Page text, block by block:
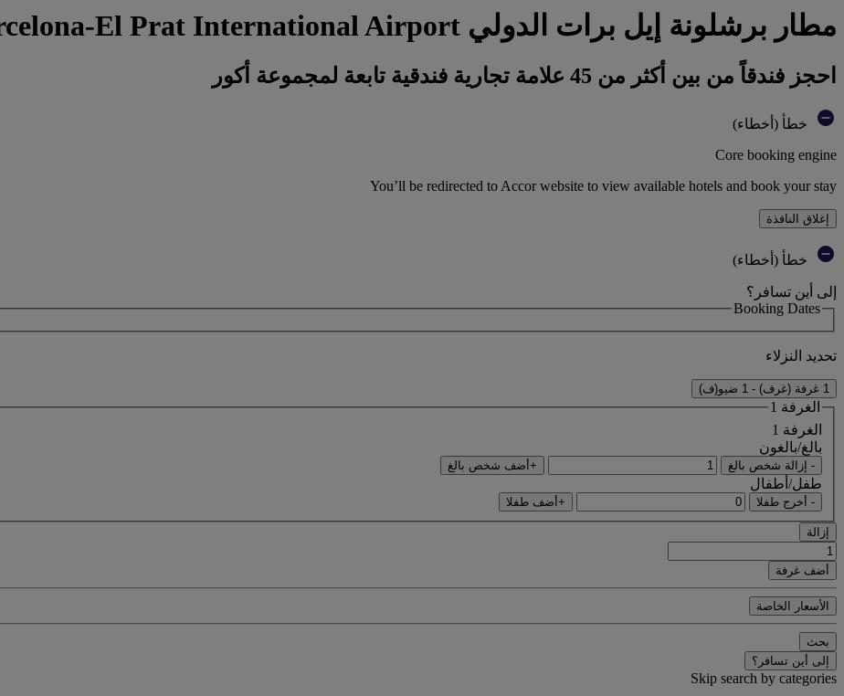
مطار برشلونة إيل برات الدولي Barcelona-El Prat International Airport : احجز فندقك
احجز فندقاً من بين أكثر من 45 علامة تجارية فندقية تابعة لمجموعة أكور
خطأ (أخطاء)
Core booking engine
You’ll be redirected to Accor website to view available hotels and book your stay
إغلاق النافذة
خطأ (أخطاء)
إلى أين تسافر؟
Booking Dates
تحديد النزلاء
1 غرفة (غرف) - 1 ضيو(ف)
الغرفة 1
الغرفة 1
بالغ/بالغون
- إزالة شخص بالغ +أضف شخص بالغ
طفل/أطفال
- أخرج طفلا +أضف طفلا
إزالة
أضف غرفة
الأسعار الخاصة
بحث
إلى أين تسافر؟
Skip search by categories